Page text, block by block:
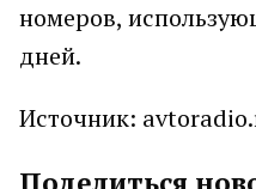
номеров,
дней.
Источник: